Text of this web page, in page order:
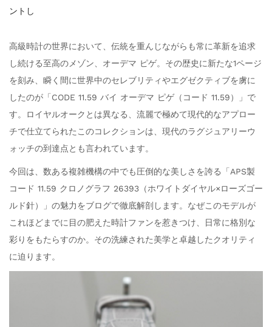
載
,
2
0
2
6
ントし
高級時計の世界において、伝統を重んじながらも常に革新を追求
し続ける至高のメゾン、オーデマ ピゲ。その歴史に新たな1ページ
を刻み、瞬く間に世界中のセレブリティやエグゼクティブを虜に
したのが「CODE 11.59 バイ オーデマ ピゲ（コード 11.59）」で
す。ロイヤルオークとは異なる、流麗で極めて現代的なアプロー
チで仕立てられたこのコレクションは、現代のラグジュアリーウ
ォッチの到達点とも言われています。
今回は、数ある複雑機構の中でも圧倒的な美しさを誇る「APS製
コード 11.59 クロノグラフ 26393（ホワイトダイヤル×ローズゴー
ルド針）」の魅力をブログで徹底解剖します。なぜこのモデルが
これほどまでに目の肥えた時計ファンを惹きつけ、日常に格別な
彩りをもたらすのか。その洗練された美学と卓越したクオリティ
に迫ります。